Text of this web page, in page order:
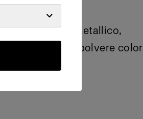
un bagliore metallico,
spruzzato con polvere color
biondo.